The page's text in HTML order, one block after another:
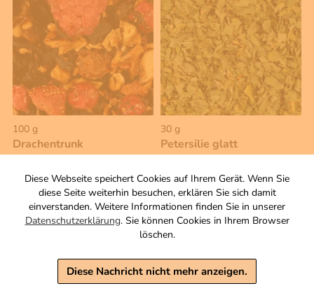
Diese Webseite speichert Cookies auf Ihrem Gerät. Wenn Sie
diese Seite weiterhin besuchen, erklären Sie sich damit
einverstanden. Weitere Informationen finden Sie in unserer
Datenschutzerklärung. Sie können Cookies in Ihrem Browser
löschen.
Diese Nachricht nicht mehr anzeigen.
100 g
Drachentrunk
Natürlich aromatisierte,
säurearme
Früchteteemischung
Zutaten
4,90 €
Grundpreis 1 KG: 49,00 €
Warenkorb
30 g
Petersilie glatt
Kraut, geschnitten.
2,20 €
inkl. MwSt, zzgl. Versand
Grundpreis 1 KG: 73,33 €
Warenkorb